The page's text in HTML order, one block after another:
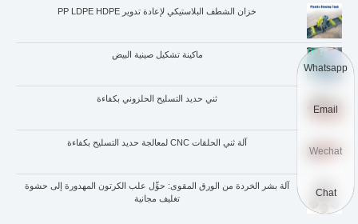
خزان الشطف البلاستيكي لإعادة تدوير PP LDPE HDPE
ماكينة تشكيل صينية البيض
ثني حديد التسليح الحلزوني بكفاءة
آلة ثني الحلقات CNC لمعالجة حديد التسليح بكفاءة
آلة بشر الخردة من الورق المقوى: حوِّل علب الكرتون المهدورة إلى حشوة
تغليف مجانية
Whatsapp
Email
Wechat
Chat